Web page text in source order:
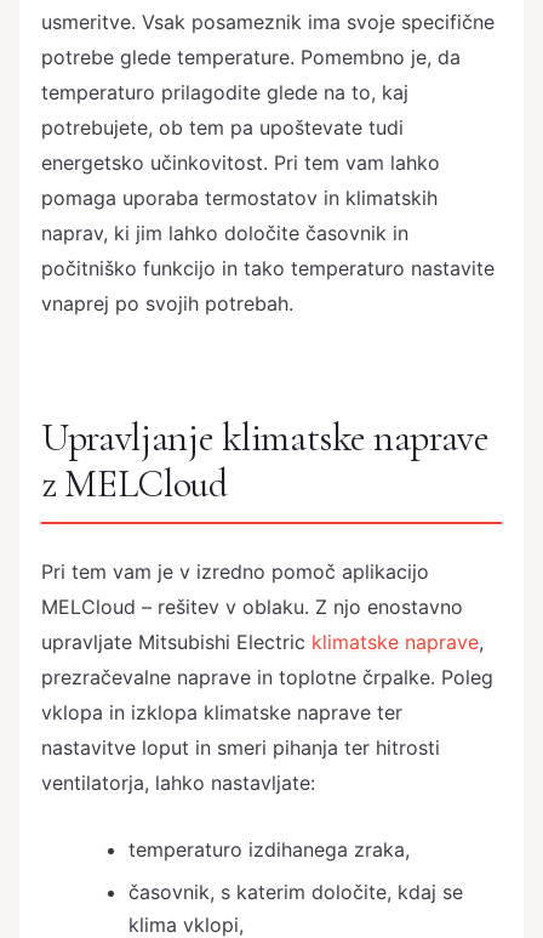
usmeritve. Vsak posameznik ima svoje specifične
potrebe glede temperature. Pomembno je, da
temperaturo prilagodite glede na to, kaj
potrebujete, ob tem pa upoštevate tudi
energetsko učinkovitost. Pri tem vam lahko
pomaga uporaba termostatov in klimatskih
naprav, ki jim lahko določite časovnik in
počitniško funkcijo in tako temperaturo nastavite
vnaprej po svojih potrebah.
Upravljanje klimatske naprave
z MELCloud
Pri tem vam je v izredno pomoč aplikacijo
MELCloud – rešitev v oblaku. Z njo enostavno
upravljate Mitsubishi Electric klimatske naprave,
prezračevalne naprave in toplotne črpalke. Poleg
vklopa in izklopa klimatske naprave ter
nastavitve loput in smeri pihanja ter hitrosti
ventilatorja, lahko nastavljate:
temperaturo izdihanega zraka,
časovnik, s katerim določite, kdaj se
klima vklopi,